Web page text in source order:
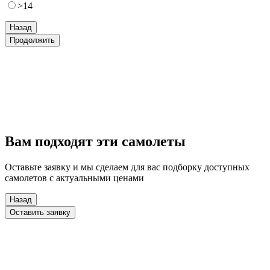
>14
Назад
Продолжить
Вам подходят эти самолеты
Оставьте заявку и мы сделаем для вас подборку доступных
самолетов с актуальными ценами
Назад
Оставить заявку